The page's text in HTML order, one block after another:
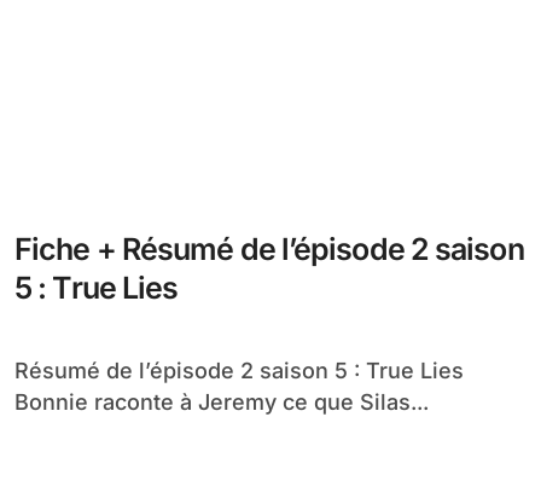
Fiche + Résumé de l’épisode 2 saison
5 : True Lies
Résumé de l’épisode 2 saison 5 : True Lies
Bonnie raconte à Jeremy ce que Silas...